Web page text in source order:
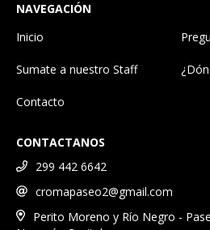
NAVEGACIÓN
Inicio
Sumate a nuestro Staff
Contacto
CONTACTANOS
299 442 6642
cromapaseo2@gmail.com
Perito Moreno y Río Negro -